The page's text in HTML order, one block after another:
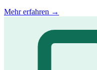
Mehr erfahren →